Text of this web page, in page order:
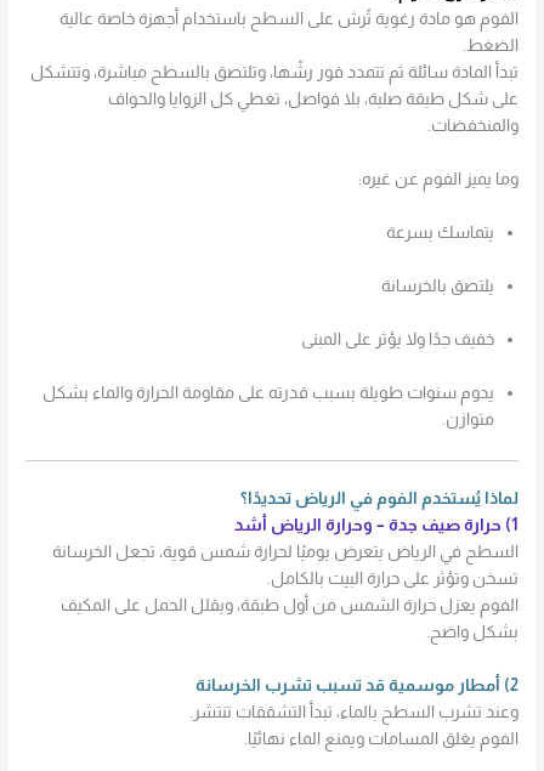
الفوم هو مادة رغوية تُرش على السطح باستخدام أجهزة خاصة عالية
الضغط.
تبدأ المادة سائلة ثم تتمدد فور رشّها، وتلتصق بالسطح مباشرة، وتتشكل
على شكل طبقة صلبة، بلا فواصل، تغطي كل الزوايا والحواف
والمنخفضات.
وما يميز الفوم عن غيره:
يتماسك بسرعة
يلتصق بالخرسانة
خفيف جدًا ولا يؤثر على المبنى
يدوم سنوات طويلة بسبب قدرته على مقاومة الحرارة والماء بشكل
متوازن.
لماذا يُستخدم الفوم في الرياض تحديدًا؟
1) حرارة صيف جدة – وحرارة الرياض أشد
السطح في الرياض يتعرض يوميًا لحرارة شمس قوية، تجعل الخرسانة
تسخن وتؤثر على حرارة البيت بالكامل.
الفوم يعزل حرارة الشمس من أول طبقة، ويقلل الحمل على المكيف
بشكل واضح.
2) أمطار موسمية قد تسبب تشرب الخرسانة
وعند تشرب السطح بالماء، تبدأ التشققات تنتشر.
الفوم يغلق المسامات ويمنع الماء نهائيًا.